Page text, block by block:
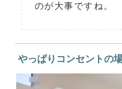
のが大事ですね。
やっぱりコンセントの